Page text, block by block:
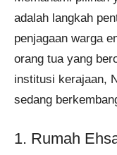
adalah langkah
penjagaan warga
orang tua yang
institusi kerajaan,
sedang
1. Rumah